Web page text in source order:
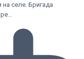
селе. Бригада